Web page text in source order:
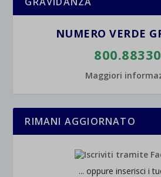
NUMERO VERDE
Maggiori
RIMANI AGGIORNATO
... oppure inserisci i